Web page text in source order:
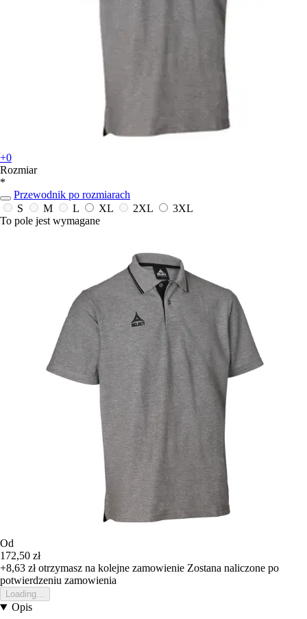
+0
Rozmiar
*
Przewodnik po rozmiarach
S
M L XL 2XL
3XL
To pole jest wymagane
Od
172,50 zł
+8,63 złotrzymasz na kolejne zamowienie Zostana naliczone po
potwierdzeniu zamowienia
Loading...
Opis